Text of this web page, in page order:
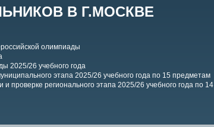
В Г.МОСКВЕ
олимпиады
2025/26 учебного года
этапа 2025/26 учебного года по 15 предметам
проверке регионального этапа 2025/26 учебного года по 14